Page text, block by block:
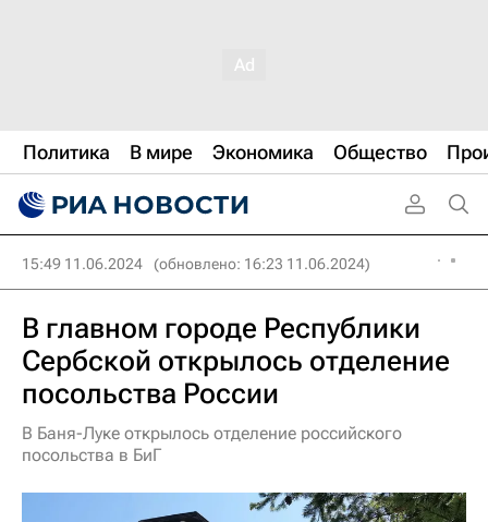
Политика В мире Экономика Общество
15:49 11.06.2024 (обновлено: 16:23 11.06.2024)
В главном городе Республики
Сербской открылось отделение
посольства России
В Баня-Луке открылось отделение российского
посольства в БиГ